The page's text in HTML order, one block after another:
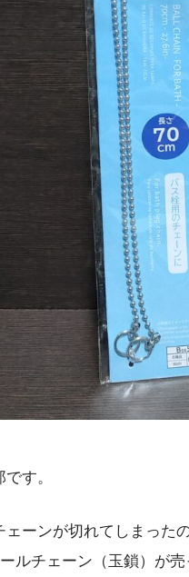
す。
ーンが切れてしまったの
ルチェーン（玉鎖）が